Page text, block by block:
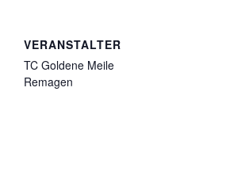
VERANSTALTER
TC Goldene Meile
Remagen